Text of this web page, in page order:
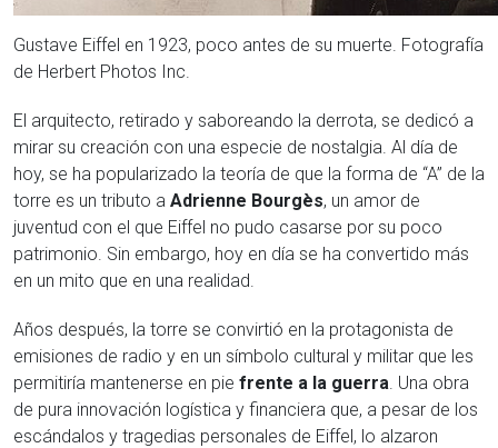
Gustave Eiffel en 1923, poco antes de su muerte. Fotografía
de Herbert Photos Inc.
El arquitecto, retirado y saboreando la derrota, se dedicó a
mirar su creación con una especie de nostalgia. Al día de
hoy, se ha popularizado la teoría de que la forma de “A” de la
torre es un tributo a Adrienne Bourgès, un amor de
juventud con el que Eiffel no pudo casarse por su poco
patrimonio. Sin embargo, hoy en día se ha convertido más
en un mito que en una realidad.
Años después, la torre se convirtió en la protagonista de
emisiones de radio y en un símbolo cultural y militar que les
permitiría mantenerse en pie frente a la guerra. Una obra
de pura innovación logística y financiera que, a pesar de los
escándalos y tragedias personales de Eiffel, lo alzaron